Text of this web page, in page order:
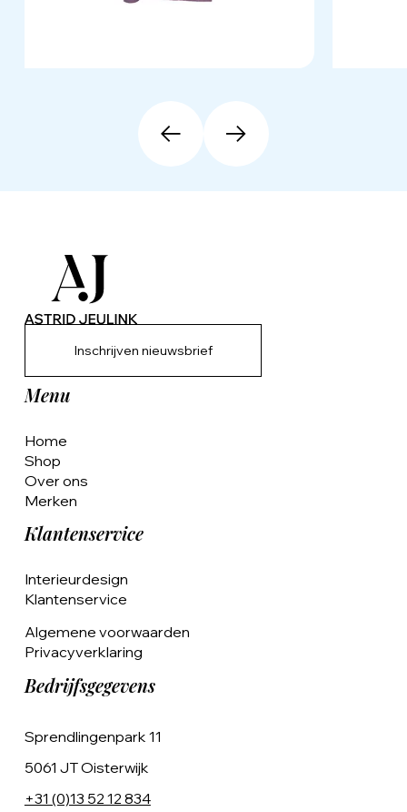
Inschrijven nieuwsbrief
Menu
Home
Shop
Over ons
Merken
Klantenservice
Interieurdesign
Klantenservice
Algemene voorwaarden
Privacyverklaring
Bedrijfsgegevens
Sprendlingenpark 11
5061 JT Oisterwijk
+31 (0)13 52 12 834